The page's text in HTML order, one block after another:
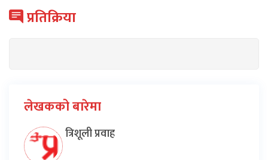
प्रतिक्रिया
लेखकको बारेमा
त्रिशूली प्रवाह